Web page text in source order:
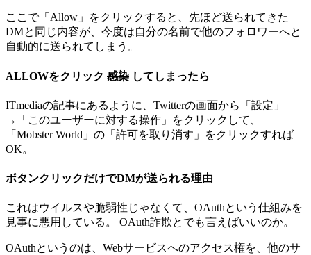
ここで「Allow」をクリックすると、先ほど送られてきた
DMと同じ内容が、今度は自分の名前で他のフォロワーへと
自動的に送られてしまう。
ALLOWをクリック 感染 してしまったら
ITmediaの記事にあるように、Twitterの画面から「設定」
→「このユーザーに対する操作」をクリックして、
「Mobster World」の「許可を取り消す」をクリックすれば
OK。
ボタンクリックだけでDMが送られる理由
これはウイルスや脆弱性じゃなくて、OAuthという仕組みを
見事に悪用している。 OAuth詐欺とでも言えばいいのか。
OAuthというのは、Webサービスへのアクセス権を、他のサ